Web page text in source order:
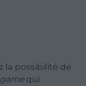
la possibilité de
qui